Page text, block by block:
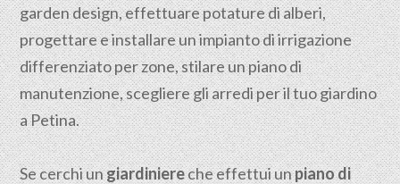
garden design, effettuare potature di alberi,
progettare e installare un impianto di irrigazione
differenziato per zone, stilare un piano di
manutenzione, scegliere gli arredi per il tuo giardino
a Petina.
Se cerchi ungiardiniereche effettui unpiano di